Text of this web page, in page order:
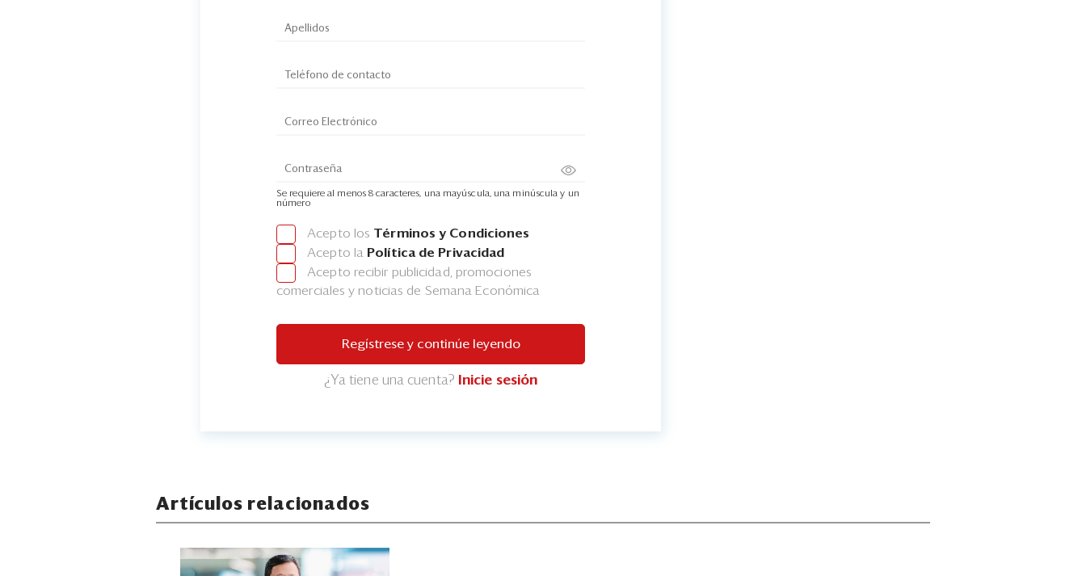
Se requiere al menos 8 caracteres, una mayúscula, una minúscula y un
número
Acepto los Términos y Condiciones
Acepto la Política de Privacidad
Acepto recibir publicidad, promociones
comerciales y noticias de Semana Económica
Regístrese y continúe leyendo
¿Ya tiene una cuenta? Inicie sesión
Artículos relacionados